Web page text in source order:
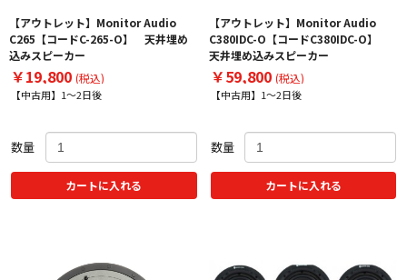
【アウトレット】Monitor Audio
C265【コードC-265-O】 天井埋め
込みスピーカー
￥19,800 (税込)
【中古用】1～2日後
数量
カートに入れる
【アウトレット】Monitor Audio
C380IDC-O【コードC380IDC-O】
天井埋め込みスピーカー
￥59,800 (税込)
【中古用】1～2日後
数量
カートに入れる